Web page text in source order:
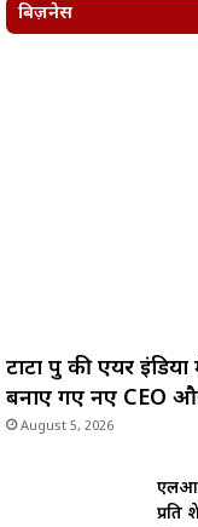
बिज़नेस
टाटा ग्रुप की एयर
बनाए गए नए CEO
August 5, 2026